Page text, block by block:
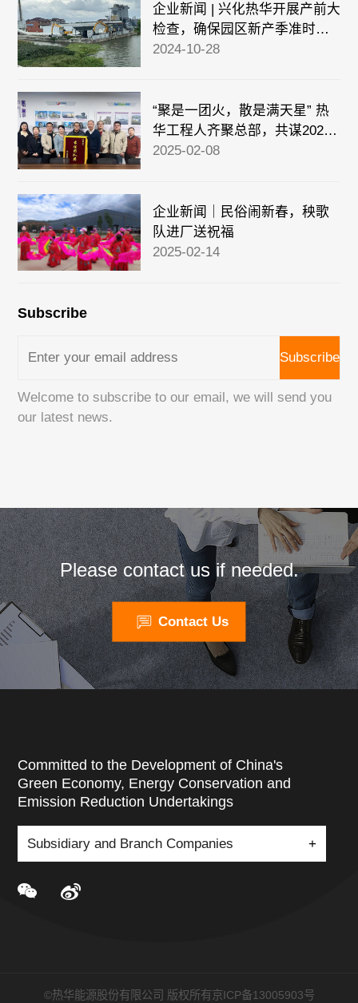
企业新闻 | 兴化热华开展产前大
检查，确保园区新产季准时供
汽
2024-10-28
“聚是一团火，散是满天星” 热
华工程人齐聚总部，共谋2025
年发展蓝图！
2025-02-08
企业新闻｜民俗闹新春，秧歌
队进厂送祝福
2025-02-14
Subscribe
Subscribe
Welcome to subscribe to our email, we will send you
our latest news.
Please contact us if needed.
Contact Us
Committed to the Development of China's
Green Economy, Energy Conservation and
Emission Reduction Undertakings
Subsidiary and Branch Companies +
©热华能源股份有限公司 版权所有京ICP备13005903号